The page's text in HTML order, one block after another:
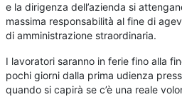
e la dirigenza dell’azienda si
massima responsabilità al fine di
di amministrazione straordinaria.
I lavoratori saranno in ferie fino alla
pochi giorni dalla prima udienza
quando si capirà se c’è una reale